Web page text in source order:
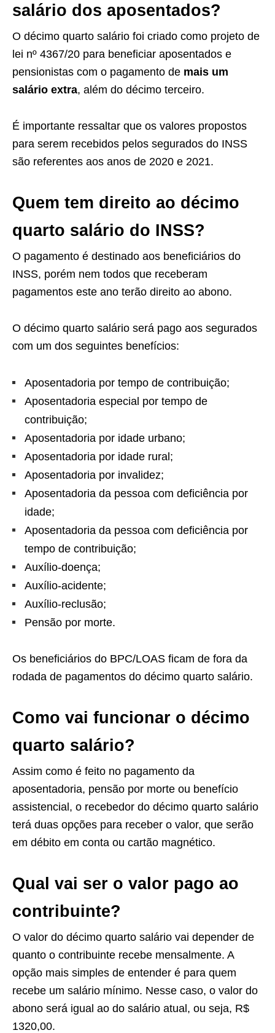
salário dos aposentados?
O décimo quarto salário foi criado como projeto de
lei nº 4367/20 para beneficiar aposentados e
pensionistas com o pagamento de mais um
salário extra, além do décimo terceiro.
É importante ressaltar que os valores propostos
para serem recebidos pelos segurados do INSS
são referentes aos anos de 2020 e 2021.
Quem tem direito ao décimo
quarto salário do INSS?
O pagamento é destinado aos beneficiários do
INSS, porém nem todos que receberam
pagamentos este ano terão direito ao abono.
O décimo quarto salário será pago aos segurados
com um dos seguintes benefícios:
Aposentadoria por tempo de contribuição;
Aposentadoria especial por tempo de
contribuição;
Aposentadoria por idade urbano;
Aposentadoria por idade rural;
Aposentadoria por invalidez;
Aposentadoria da pessoa com deficiência por
idade;
Aposentadoria da pessoa com deficiência por
tempo de contribuição;
Auxílio-doença;
Auxílio-acidente;
Auxílio-reclusão;
Pensão por morte.
Os beneficiários do BPC/LOAS ficam de fora da
rodada de pagamentos do décimo quarto salário.
Como vai funcionar o décimo
quarto salário?
Assim como é feito no pagamento da
aposentadoria, pensão por morte ou benefício
assistencial, o recebedor do décimo quarto salário
terá duas opções para receber o valor, que serão
em débito em conta ou cartão magnético.
Qual vai ser o valor pago ao
contribuinte?
O valor do décimo quarto salário vai depender de
quanto o contribuinte recebe mensalmente. A
opção mais simples de entender é para quem
recebe um salário mínimo. Nesse caso, o valor do
abono será igual ao do salário atual, ou seja, R$
1320,00.